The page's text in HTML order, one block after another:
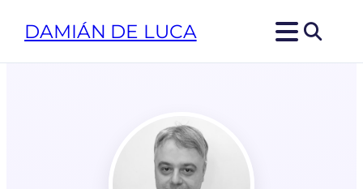
DAMIÁN DE LUCA